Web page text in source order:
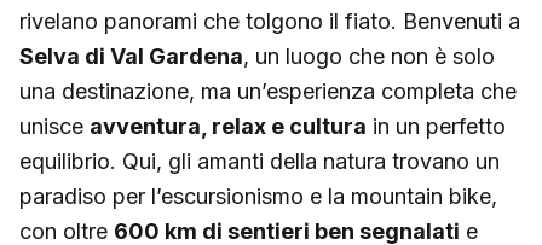
rivelano panorami che tolgono il fiato. Benvenuti a
Selva di Val Gardena, un luogo che non è solo
una destinazione, ma un’esperienza completa che
unisce avventura, relax e cultura in un perfetto
equilibrio. Qui, gli amanti della natura trovano un
paradiso per l’escursionismo e la mountain bike,
con oltre 600 km di sentieri ben segnalati e